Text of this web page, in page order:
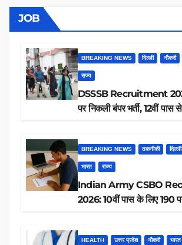
JOB
BREAKING NEWS दिल्ली नौकरी
राज्य
DSSSB Recruitment
पर निकली बंपर भर्ती, 12वीं
BREAKING NEWS तकनीकी दिल्ली
भारत राज्य
Indian Army CSBO
2026: 10वीं पास के लिए 190
HEALTH उत्तर प्रदेश नौकरी भारत